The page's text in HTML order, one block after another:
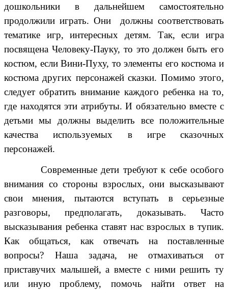
дошкольники в дальнейшем самостоятельно
продолжили играть. Они должны соответствовать
тематике игр, интересных детям. Так, если игра
посвящена Человеку-Пауку, то это должен быть его
костюм, если Вини-Пуху, то элементы его костюма и
костюма других персонажей сказки. Помимо этого,
следует обратить внимание каждого ребенка на то,
где находятся эти атрибуты. И обязательно вместе с
детьми мы должны выделить все положительные
качества используемых в игре сказочных
персонажей.
Современные дети требуют к себе особого
внимания со стороны взрослых, они высказывают
свои мнения, пытаются вступать в серьезные
разговоры, предполагать, доказывать. Часто
высказывания ребенка ставят нас взрослых в тупик.
Как общаться, как отвечать на поставленные
вопросы? Наша задача, не отмахиваться от
приставучих малышей, а вместе с ними решить ту
или иную проблему, помочь найти ответ на